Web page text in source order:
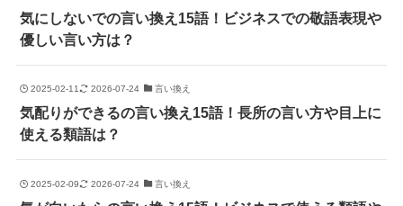
気にしないでの言い換え15語！ビジネスでの敬語表現や
優しい言い方は？
2025-02-11 2026-07-24 言い換え
気配りができるの言い換え15語！長所の言い方や目上に
使える類語は？
2025-02-09 2026-07-24 言い換え